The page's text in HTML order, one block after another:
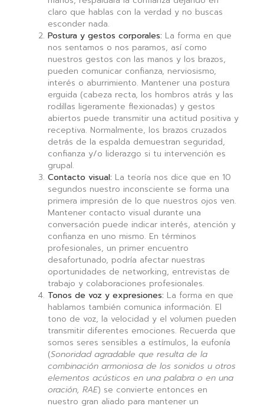
claro que hablas con la verdad y no buscas
esconder nada.
Postura y gestos corporales: La forma en que
nos sentamos o nos paramos, así como
nuestros gestos con las manos y los brazos,
pueden comunicar confianza, nerviosismo,
interés o aburrimiento. Mantener una postura
erguida (cabeza recta, los hombros atrás y las
rodillas ligeramente flexionadas) y gestos
abiertos puede transmitir una actitud positiva y
receptiva. Normalmente, los brazos cruzados
detrás de la espalda demuestran seguridad,
confianza y/o liderazgo si tu intervención es
grupal.
Contacto visual: La teoría nos dice que en 10
segundos nuestro inconsciente se forma una
primera impresión de lo que nuestros ojos ven.
Mantener contacto visual durante una
conversación puede indicar interés, atención y
confianza en uno mismo. En términos
profesionales, un primer encuentro
desafortunado, podría afectar nuestras
oportunidades de networking, entrevistas de
trabajo y colaboraciones profesionales.
Tonos de voz y expresiones: La forma en que
hablamos también comunica información. El
tono de voz, la velocidad y el volumen pueden
transmitir diferentes emociones. Recuerda que
somos seres sensibles a estímulos, la eufonía
(Sonoridad agradable que resulta de la
combinación armoniosa de los sonidos u otros
elementos acústicos en una palabra o en una
oración, RAE) se convierte entonces en
nuestro gran aliado para mantener un